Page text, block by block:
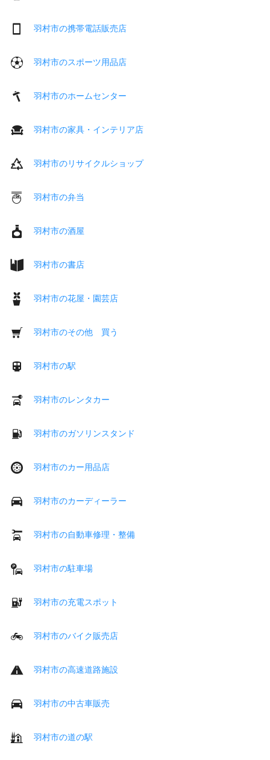
羽村市の携帯電話販売店
羽村市のスポーツ用品店
羽村市のホームセンター
羽村市の家具・インテリア店
羽村市のリサイクルショップ
羽村市の弁当
羽村市の酒屋
羽村市の書店
羽村市の花屋・園芸店
羽村市のその他 買う
羽村市の駅
羽村市のレンタカー
羽村市のガソリンスタンド
羽村市のカー用品店
羽村市のカーディーラー
羽村市の自動車修理・整備
羽村市の駐車場
羽村市の充電スポット
羽村市のバイク販売店
羽村市の高速道路施設
羽村市の中古車販売
羽村市の道の駅